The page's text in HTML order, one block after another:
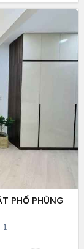
PHỐ PHÙNG
1